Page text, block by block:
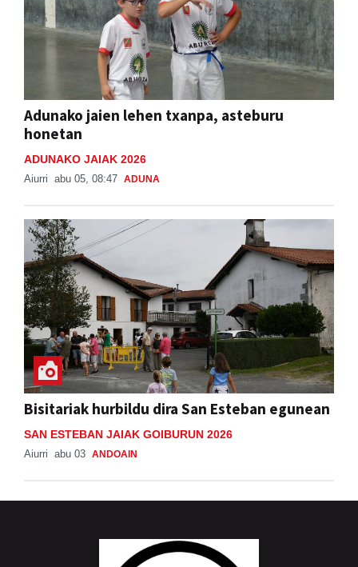
Adunako jaien lehen txanpa, asteburu
honetan
ADUNAKO JAIAK 2026
Aiurri abu 05, 08:47 ADUNA
Bisitariak hurbildu dira San Esteban egunean
SAN ESTEBAN JAIAK GOIBURUN 2026
Aiurri abu 03 ANDOAIN